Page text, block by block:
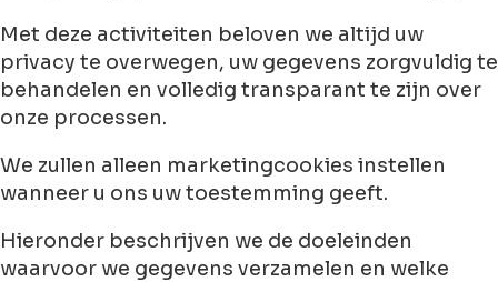
Met deze activiteiten beloven we altijd uw
privacy te overwegen, uw gegevens zorgvuldig te
behandelen en volledig transparant te zijn over
onze processen.
We zullen alleen marketingcookies instellen
wanneer u ons uw toestemming geeft.
Hieronder beschrijven we de doeleinden
waarvoor we gegevens verzamelen en welke